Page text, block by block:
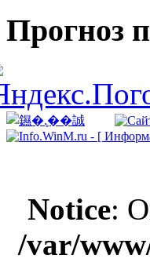
Прогноз
Notice:
/var/